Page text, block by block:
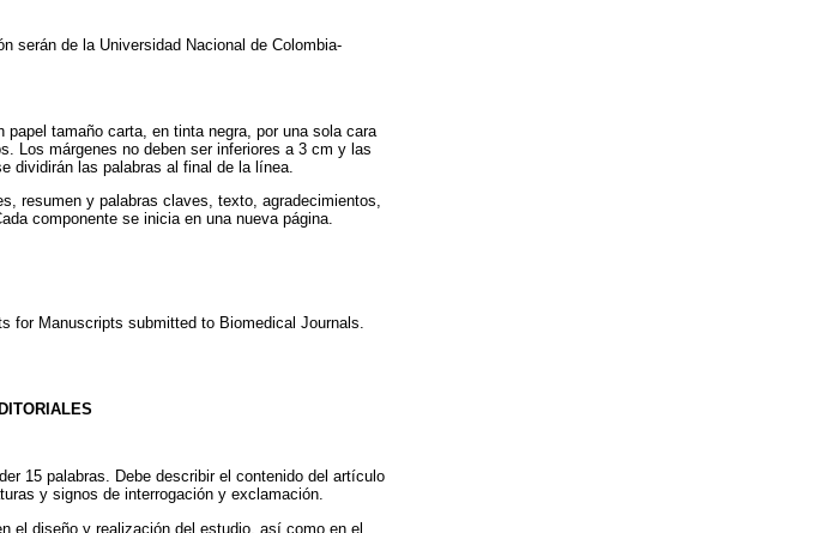
serán de la Universidad Nacional de Colombia-
tamaño carta, en tinta negra, por una sola cara
Los márgenes no deben ser inferiores a 3 cm y las
dividirán las palabras al final de la línea.
resumen y palabras claves, texto, agradecimientos,
componente se inicia en una nueva página.
for Manuscripts submitted to Biomedical Journals.
15 palabras. Debe describir el contenido del artículo
y signos de interrogación y exclamación.
el diseño y realización del estudio, así como en el